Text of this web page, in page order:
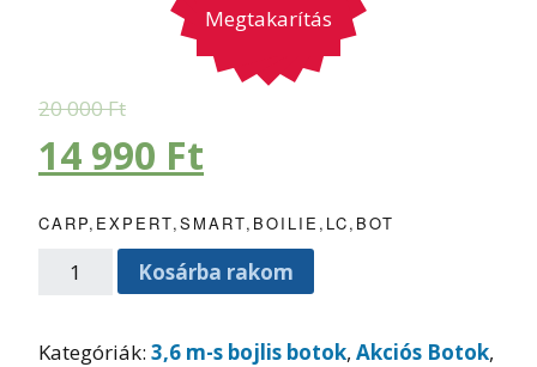
Megtakarítás
20 000Ft
14 990 Ft
CARP,EXPERT,SMART,BOILIE,LC,BOT
Kosárba rakom
Kategóriák: 3,6 m-s bojlis botok, Akciós Botok,